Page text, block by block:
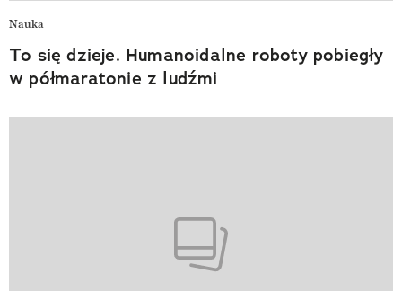
Nauka
To się dzieje. Humanoidalne roboty pobiegły
w półmaratonie z ludźmi